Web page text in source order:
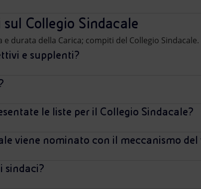
Collegio Sindacale
durata della Carica; compiti del Collegio Sindacale.
e supplenti?
le liste per il Collegio Sindacale?
viene nominato con il meccanismo
sindaci?